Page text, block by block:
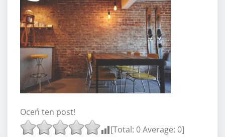
Oceń ten post!
[Total: 0Average: 0]